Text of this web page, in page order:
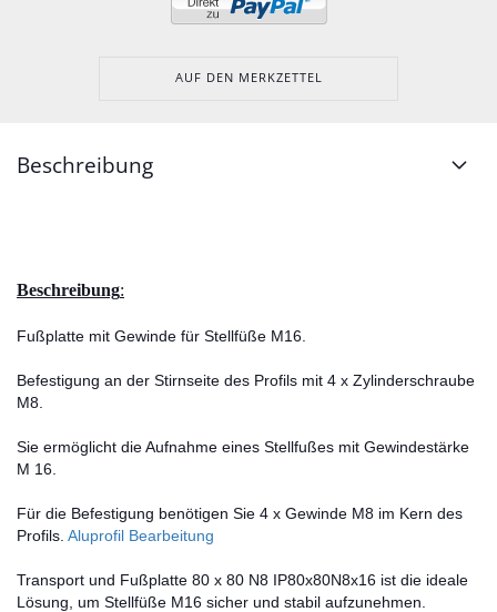
AUF DEN MERKZETTEL
Beschreibung
Beschreibung:
Fußplatte mit Gewinde für Stellfüße M16.
Befestigung an der Stirnseite des Profils mit 4 x Zylinderschraube
M8.
Sie ermöglicht die Aufnahme eines Stellfußes mit Gewindestärke
M 16.
Für die Befestigung benötigen Sie 4 x Gewinde M8 im Kern des
Profils. Aluprofil Bearbeitung
Transport und Fußplatte 80 x 80 N8 IP80x80N8x16 ist die ideale
Lösung, um Stellfüße M16 sicher und stabil aufzunehmen.